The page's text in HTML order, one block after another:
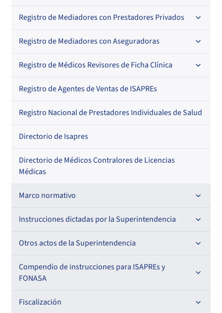
Por N° de registro
Regional
Por orden alfabético
Por N° de registro
Registro de Mediadores con Prestadores Privados
Por orden alfabético
Por N° de registro
Por profesión
Regional
Registro de Mediadores con Aseguradoras
Regional
Por orden alfabético
Por profesión
Registro de Médicos Revisores de Ficha Clínica
Regional
Por orden alfabético
Por especialidad
Registro de Agentes de Ventas de ISAPREs
Registro Nacional de Prestadores Individuales de Salud
Directorio de Isapres
Directorio de Médicos Contralores de Licencias
Médicas
Marco normativo
Leyes
Decretos con Fuerza de Ley
Decretos
Instrucciones dictadas por la Superintendencia
Para ISAPREs y FONASA
Circulares
Para Prestadores Institucionales
Otros actos de la Superintendencia
Antecedentes preparatorios de normas que afecten a
EMT Ley N° 20.416
Comisión Evaluadora de Licitaciones Públicas
Compendio de instrucciones para ISAPREs y
FONASA
Compendio Beneficios
Fiscalización